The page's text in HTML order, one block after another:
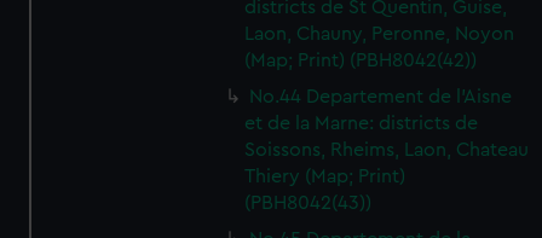
districts de St Quentin, Guise,
Laon, Chauny, Peronne, Noyon
(Map; Print) (PBH8042(42))
No.44 Departement de l'Aisne
et de la Marne: districts de
Soissons, Rheims, Laon, Chateau
Thiery (Map; Print)
(PBH8042(43))